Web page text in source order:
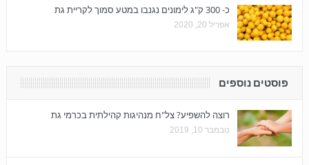
כ- 300 ק"ג לימונים נגנבו במטע סמוך לקריית גת
אפריל 20, 2020
פוסטים נוספים
רוצה להשפיע? צל"ח מנהיגות קהילתית בכרמי גת
נובמבר 10, 2019